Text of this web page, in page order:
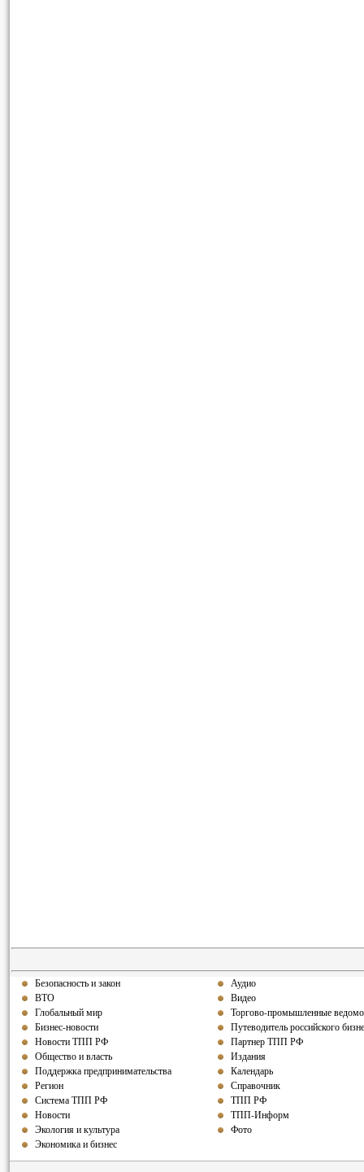
Безопасность и закон
ВТО
Глобальный мир
Бизнес-новости
Новости ТПП РФ
Общество и власть
Поддержка предпринимательства
Регион
Система ТПП РФ
Новости
Экология и культура
Экономика и бизнес
Аудио
Видео
Торгово-промышленные
Путеводитель российского
Партнер ТПП РФ
Издания
Календарь
Справочник
ТПП РФ
ТПП-Информ
Фото